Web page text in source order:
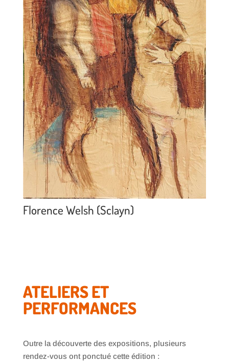
Florence Welsh (Sclayn)
ATELIERS ET
PERFORMANCES
Outre la découverte des expositions, plusieurs
rendez-vous ont ponctué cette édition :